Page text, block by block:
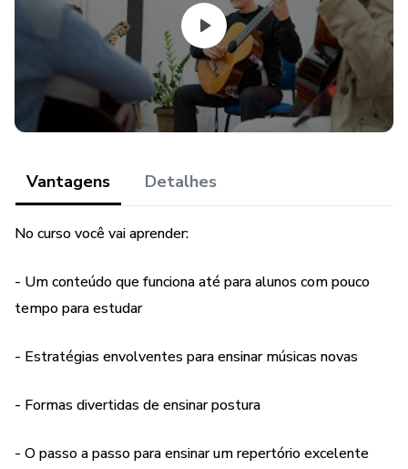
Vantagens Detalhes
No curso você vai aprender:
- Um conteúdo que funciona até para alunos com pouco
tempo para estudar
- Estratégias envolventes para ensinar músicas novas
- Formas divertidas de ensinar postura
- O passo a passo para ensinar um repertório excelente